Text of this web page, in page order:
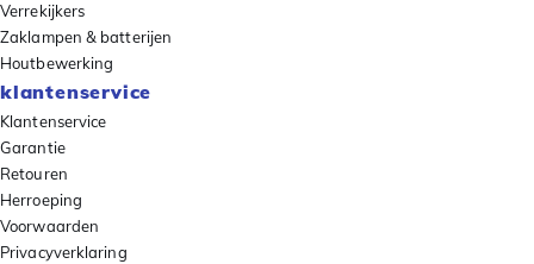
Verrekijkers
Zaklampen & batterijen
Houtbewerking
klantenservice
Klantenservice
Garantie
Retouren
Herroeping
Voorwaarden
Privacyverklaring